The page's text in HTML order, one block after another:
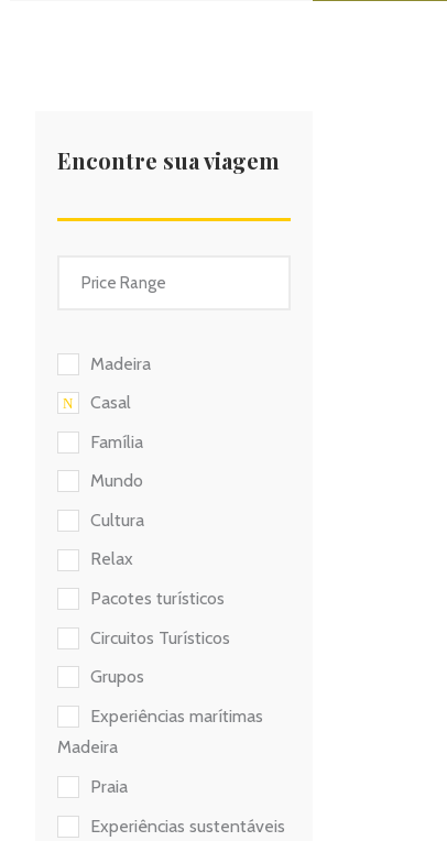
Encontre sua viagem
Madeira
Casal
Família
Mundo
Cultura
Relax
Pacotes turísticos
Circuitos Turísticos
Grupos
Experiências marítimas
Madeira
Praia
Experiências sustentáveis